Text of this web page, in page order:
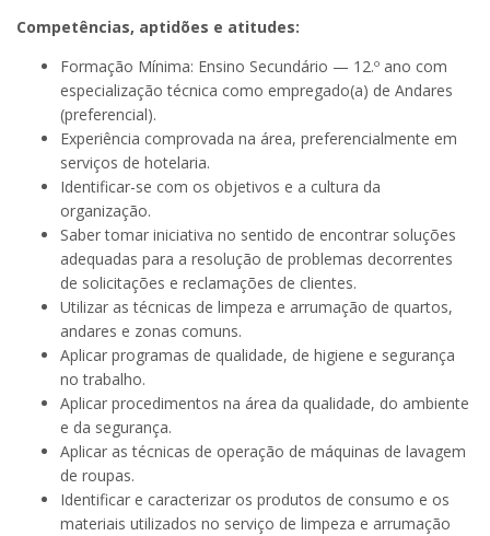
Competências, aptidões e atitudes:
Formação Mínima: Ensino Secundário — 12.º ano com
especialização técnica como empregado(a) de Andares
(preferencial).
Experiência comprovada na área, preferencialmente em
serviços de hotelaria.
Identificar-se com os objetivos e a cultura da
organização.
Saber tomar iniciativa no sentido de encontrar soluções
adequadas para a resolução de problemas decorrentes
de solicitações e reclamações de clientes.
Utilizar as técnicas de limpeza e arrumação de quartos,
andares e zonas comuns.
Aplicar programas de qualidade, de higiene e segurança
no trabalho.
Aplicar procedimentos na área da qualidade, do ambiente
e da segurança.
Aplicar as técnicas de operação de máquinas de lavagem
de roupas.
Identificar e caracterizar os produtos de consumo e os
materiais utilizados no serviço de limpeza e arrumação